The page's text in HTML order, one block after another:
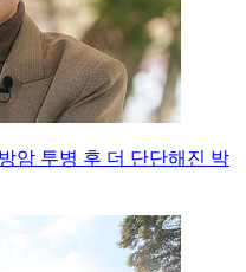
암 투병 후 더 단단해진 박